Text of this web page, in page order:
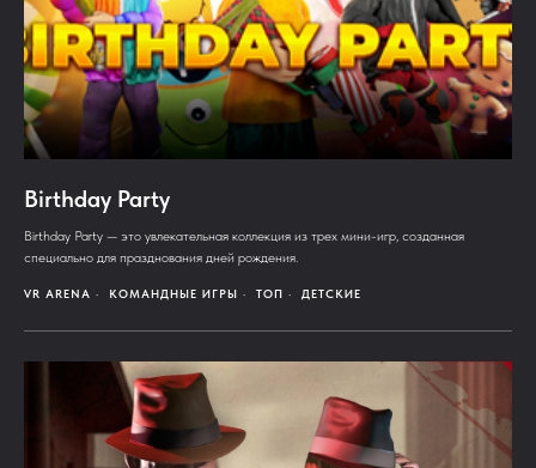
Birthday Party
Birthday Party — это увлекательная коллекция из трех мини-игр, созданная
специально для празднования дней рождения.
VR ARENA КОМАНДНЫЕ ИГРЫ ТОП ДЕТСКИЕ